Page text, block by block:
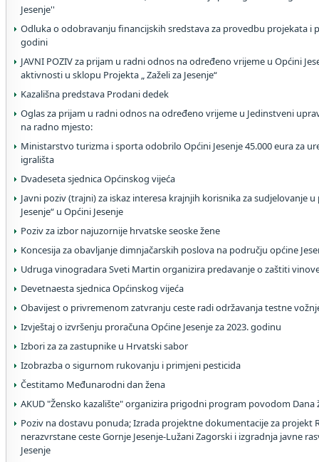
Jesenje''
Odluka o odobravanju financijskih sredstava za provedbu projekata i
godini
JAVNI POZIV za prijam u radni odnos na određeno vrijeme u Općini
aktivnosti u sklopu Projekta „ Zaželi za Jesenje“
Kazališna predstava Prodani dedek
Oglas za prijam u radni odnos na određeno vrijeme u Jedinstveni
na radno mjesto:
Ministarstvo turizma i sporta odobrilo Općini Jesenje 45.000 eura za
igrališta
Dvadeseta sjednica Općinskog vijeća
Javni poziv (trajni) za iskaz interesa krajnjih korisnika za sudjelovanje u
Jesenje“ u Općini Jesenje
Poziv za izbor najuzornije hrvatske seoske žene
Koncesija za obavljanje dimnjačarskih poslova na području općine
Udruga vinogradara Sveti Martin organizira predavanje o zaštiti
Devetnaesta sjednica Općinskog vijeća
Obavijest o privremenom zatvranju ceste radi održavanja testne
Izvještaj o izvršenju proračuna Općine Jesenje za 2023. godinu
Izbori za za zastupnike u Hrvatski sabor
Izobrazba o sigurnom rukovanju i primjeni pesticida
Čestitamo Međunarodni dan žena
AKUD "Žensko kazalište" organizira prigodni program povodom Dana
Poziv na dostavu ponuda; Izrada projektne dokumentacije za projekt
nerazvrstane ceste Gornje Jesenje-Lužani Zagorski i izgradnja javne
Jesenje